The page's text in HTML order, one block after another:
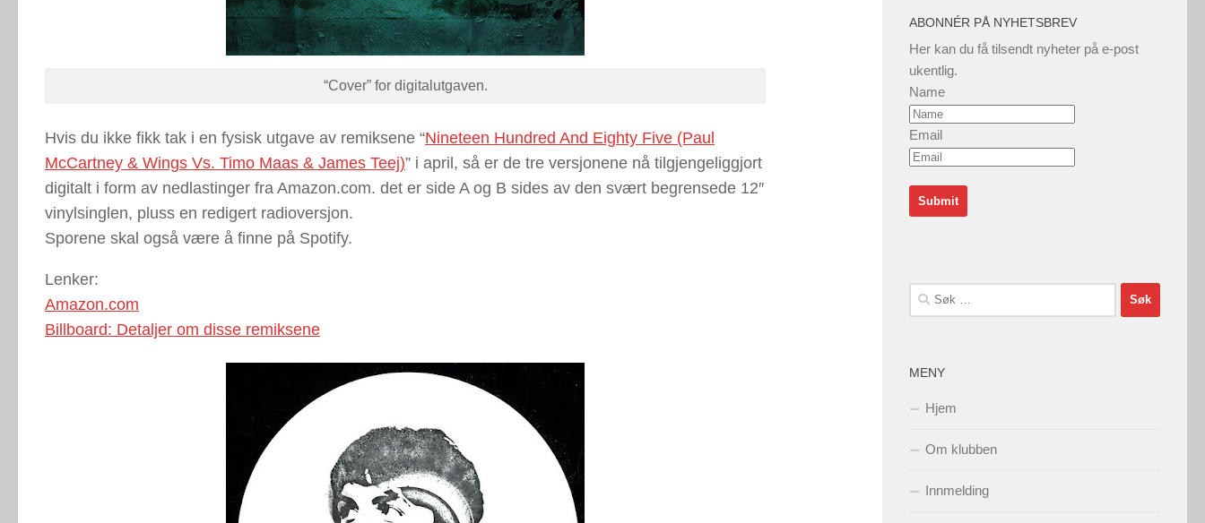
“Cover” for digitalutgaven.
Hvis du ikke fikk tak i en fysisk utgave av remiksene “Nineteen Hundred And Eighty Five (Paul
McCartney & Wings Vs. Timo Maas & James Teej)” i april, så er de tre versjonene nå tilgjengeliggjort
digitalt i form av nedlastinger fra Amazon.com. det er side A og B sides av den svært begrensede 12″
vinylsinglen, pluss en redigert radioversjon.
Sporene skal også være å finne på Spotify.
Lenker:
Amazon.com
Billboard: Detaljer om disse remiksene
ABONNÉR PÅ NYHETSBREV
Her kan du få tilsendt nyheter på e-post
ukentlig.
Name
Email
Søk
etter:
MENY
Hjem
Om klubben
Innmelding